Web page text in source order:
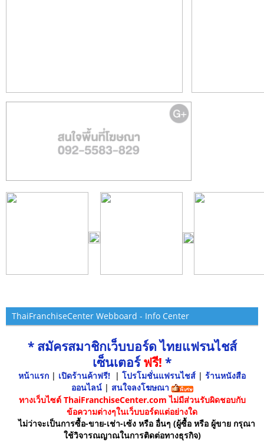
ThaiFranchiseCenter Webboard - Info Center
* สมัครสมาชิกเว็บบอร์ด ไทยแฟรนไชส์
เซ็นเตอร์ฟรี! *
หน้าแรก | เปิดร้านค้าฟรี! | โปรโมชั่นแฟรนไชส์ | ร้านหนังสือ
ออนไลน์ | สนใจลงโฆษณา
ทางเว็บไซต์ ThaiFranchiseCenter.com ไม่มีส่วนรับผิดชอบกับ
ข้อความต่างๆในเว็บบอร์ดแต่อย่างใด
ไม่ว่าจะเป็นการซื้อ-ขาย-เช่า-เซ้ง หรือ อื่นๆ (ผู้ซื้อ หรือ ผู้ขาย กรุณา
ใช้วิจารณญาณในการติดต่อทางธุรกิจ)